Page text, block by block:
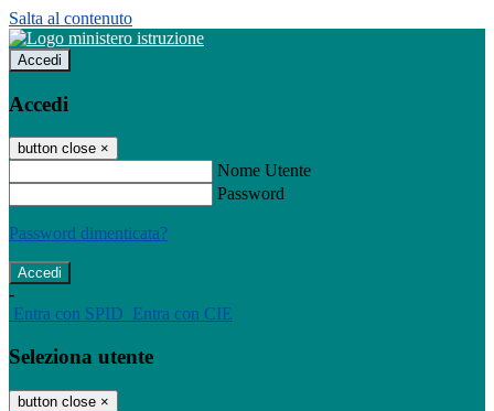
Salta al contenuto
Accedi
Accedi
button close ×
Nome Utente
Password
Password dimenticata?
-
Entra con SPID Entra con CIE
Seleziona utente
button close ×